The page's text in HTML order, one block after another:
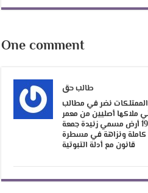
One comment
طالب حق
نضر في مطالب
و 11360س و 11361س لي ملاكها أصليين من معمر
الفرنسي و خروقات سنة 1931 أرض مسمي زنيدة جمعة
كاملة ونزاهة في مسطرة
قانون مع أدلة التبوتية